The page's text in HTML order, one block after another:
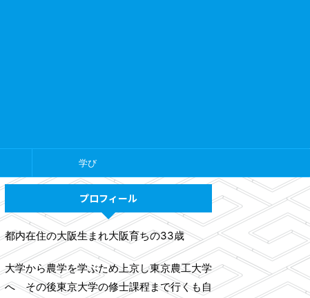
学び
プロフィール
都内在住の大阪生まれ大阪育ちの33歳
大学から農学を学ぶため上京し東京農工大学
へ その後東京大学の修士課程まで行くも自